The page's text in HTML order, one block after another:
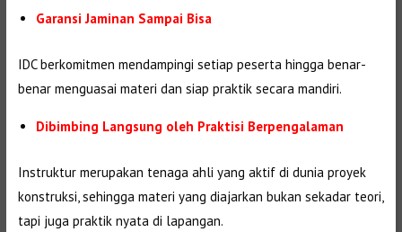
Garansi Jaminan Sampai Bisa
IDC berkomitmen mendampingi setiap peserta hingga benar-
benar menguasai materi dan siap praktik secara mandiri.
Dibimbing Langsung oleh Praktisi Berpengalaman
Instruktur merupakan tenaga ahli yang aktif di dunia proyek
konstruksi, sehingga materi yang diajarkan bukan sekadar teori,
tapi juga praktik nyata di lapangan.